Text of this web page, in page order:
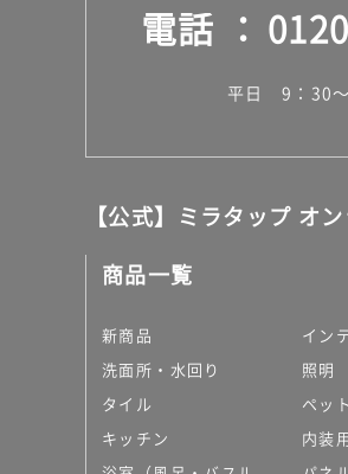
電話
平日 9：30
【公式】ミラタップ オ
商品一覧
新商品
洗面所・水回り
タイル
キッチン
イン
照明
ペッ
内装